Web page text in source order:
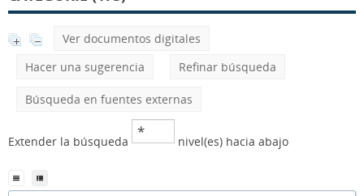
Ver documentos digitales
Hacer una sugerencia
Refinar búsqueda
Búsqueda en fuentes externas
Extender la búsqueda nivel(es) hacia abajo